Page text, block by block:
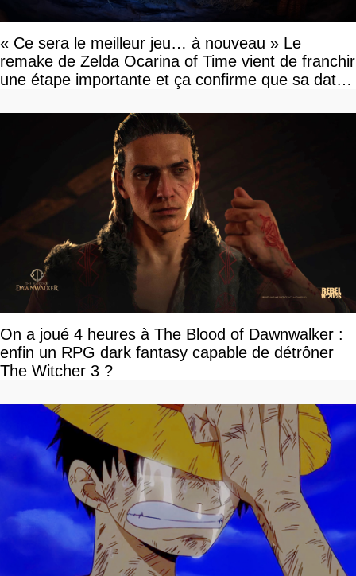
« Ce sera le meilleur jeu… à nouveau » Le
remake de Zelda Ocarina of Time vient de franchir
une étape importante et ça confirme que sa date
On a joué 4 heures à The Blood of Dawnwalker :
enfin un RPG dark fantasy capable de détrôner
The Witcher 3 ?